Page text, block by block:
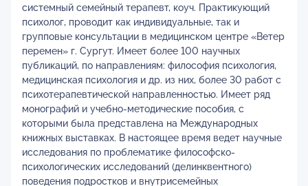
системный семейный терапевт, коуч. Практикующий
психолог, проводит как индивидуальные, так и
групповые консультации в медицинском центре «Ветер
перемен» г. Сургут. Имеет более 100 научных
публикаций, по направлениям: философия психология,
медицинская психология и др. из них, более 30 работ с
психотерапевтической направленностью. Имеет ряд
монографий и учебно-методические пособия, с
которыми была представлена на Международных
книжных выставках. В настоящее время ведет научные
исследования по проблематике философско-
психологических исследований (делинквентного)
поведения подростков и внутрисемейных